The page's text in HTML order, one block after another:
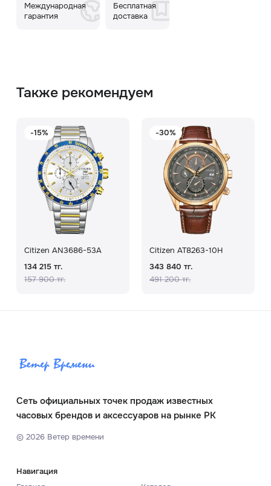
Международная
гарантия
Бесплатная
доставка
Также рекомендуем
-15%
Citizen AN3686-53A
134 215 тг.
157 900 тг.
-30%
Citizen AT8263-10H
343 840 тг.
491 200 тг.
Сеть официальных точек продаж известных
часовых брендов и аксессуаров на рынке РК
© 2026Ветер времени
Навигация